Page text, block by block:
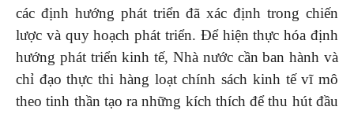
các định hướng phát triển đã xác định trong chiến
lược và quy hoạch phát triển. Để hiện thực hóa định
hướng phát triển kinh tế, Nhà nước cần ban hành và
chỉ đạo thực thi hàng loạt chính sách kinh tế vĩ mô
theo tinh thần tạo ra những kích thích để thu hút đầu